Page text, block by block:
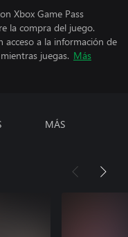
Xbox Game Pass
la compra del juego.
acceso a la información de
juegas. Más
MÁS